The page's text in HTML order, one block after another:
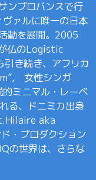
ンプロバンスで行
ァルに唯一の日本
動を展開。2005
仏のLogistic
き続き、アフリカ
女性シンガ
ミニマル・レーベ
る、ドニミカ出身
aka
・プロダクション
の世界は、さらな